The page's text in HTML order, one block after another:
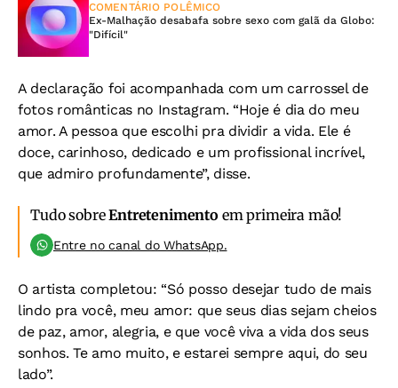
COMENTÁRIO POLÊMICO
Ex-Malhação desabafa sobre sexo com galã da Globo:
"Difícil"
A declaração foi acompanhada com um carrossel de
fotos românticas no Instagram. “Hoje é dia do meu
amor. A pessoa que escolhi pra dividir a vida. Ele é
doce, carinhoso, dedicado e um profissional incrível,
que admiro profundamente”, disse.
Tudo sobreEntretenimento em primeira mão!
Entre no canal do WhatsApp.
O artista completou: “Só posso desejar tudo de mais
lindo pra você, meu amor: que seus dias sejam cheios
de paz, amor, alegria, e que você viva a vida dos seus
sonhos. Te amo muito, e estarei sempre aqui, do seu
lado”.